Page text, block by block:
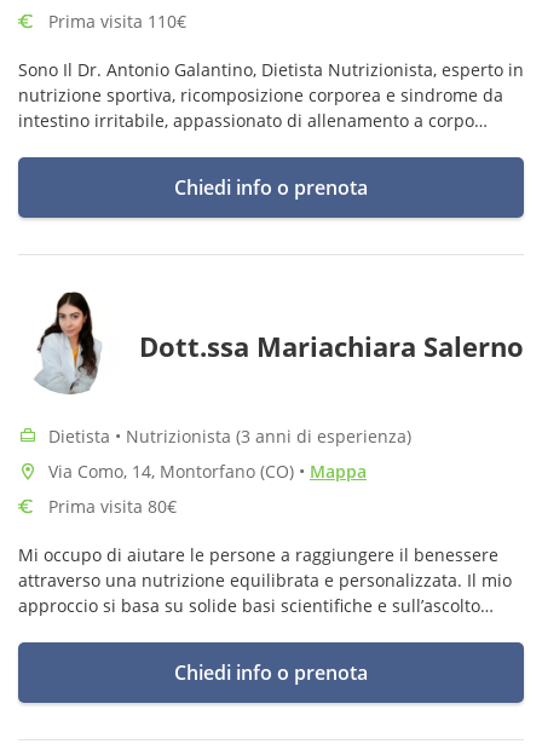
Prima visita 110€
Sono Il Dr. Antonio Galantino, Dietista Nutrizionista, esperto in
nutrizione sportiva, ricomposizione corporea e sindrome da
intestino irritabile, appassionato di allenamento a corpo
Chiedi info o prenota
Dott.ssa Mariachiara Salerno
Dietista • Nutrizionista (3 anni di esperienza)
Via Como, 14, Montorfano (CO) • Mappa
Prima visita 80€
Mi occupo di aiutare le persone a raggiungere il benessere
attraverso una nutrizione equilibrata e personalizzata. Il mio
approccio si basa su solide basi scientifiche e sull’ascolto
Chiedi info o prenota